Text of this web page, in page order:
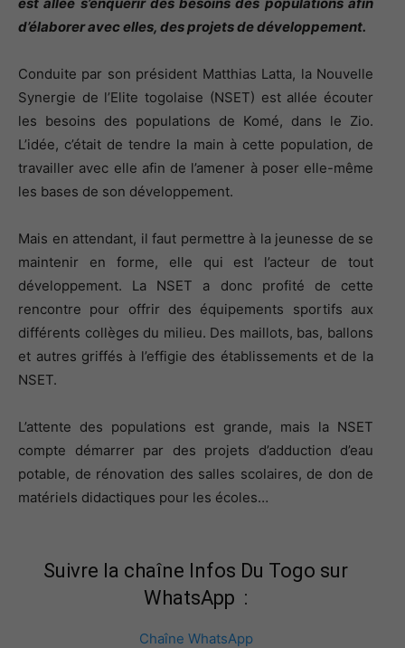
d’élaborer avec elles, des projets de développement.
Conduite par son président Matthias Latta, la Nouvelle
Synergie de l’Elite togolaise (NSET) est allée écouter
les besoins des populations de Komé, dans le Zio.
L’idée, c’était de tendre la main à cette population, de
travailler avec elle afin de l’amener à poser elle-même
les bases de son développement.
Mais en attendant, il faut permettre à la jeunesse de se
maintenir en forme, elle qui est l’acteur de tout
développement. La NSET a donc profité de cette
rencontre pour offrir des équipements sportifs aux
différents collèges du milieu. Des maillots, bas, ballons
et autres griffés à l’effigie des établissements et de la
NSET.
L’attente des populations est grande, mais la NSET
compte démarrer par des projets d’adduction d’eau
potable, de rénovation des salles scolaires, de don de
matériels didactiques pour les écoles…
Suivre la chaîne Infos Du Togo sur
WhatsApp :
Chaîne WhatsApp